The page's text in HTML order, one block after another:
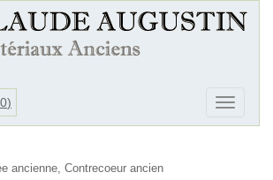
0)
Ouvrir
ancienne, Contrecoeur ancien